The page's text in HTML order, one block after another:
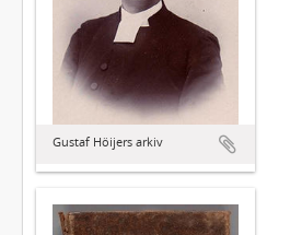
Gustaf Höijers arkiv